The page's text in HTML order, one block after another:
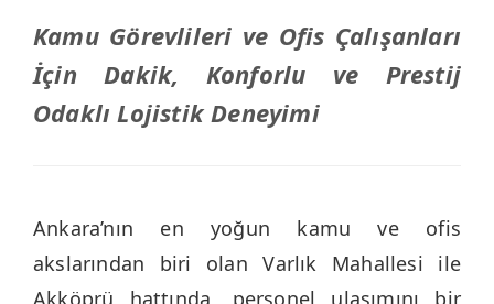
Kamu Görevlileri ve Ofis Çalışanları
İçin Dakik, Konforlu ve Prestij
Odaklı Lojistik Deneyimi
Ankara’nın en yoğun kamu ve ofis
akslarından biri olan Varlık Mahallesi ile
Akköprü hattında, personel ulaşımını bir